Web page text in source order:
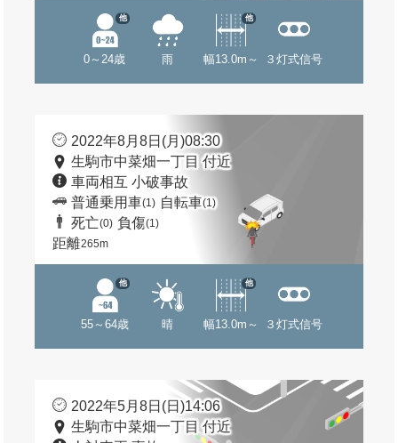
0～24歳
他
雨 幅13.0m～
他
３灯式信号
2022年8月8日(月)08:30
生駒市中菜畑一丁目 付近
車両相互 小破事故
普通乗用車(1) 自転車(1)
死亡(0) 負傷(1)
距離265m
55～64歳
他
晴 幅13.0m～
他
３灯式信号
2022年5月8日(日)14:06
生駒市中菜畑一丁目 付近